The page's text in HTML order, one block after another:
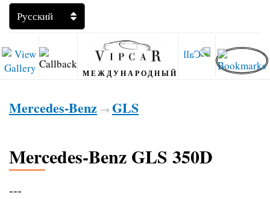
МЕЖДУНАРОДНЫЙ
Mercedes-Benz → GLS
Mercedes-Benz GLS 350D
---